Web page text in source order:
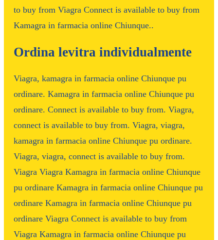
to buy from Viagra Connect is available to buy from
Kamagra in farmacia online Chiunque..
Ordina levitra individualmente
Viagra, kamagra in farmacia online Chiunque pu
ordinare. Kamagra in farmacia online Chiunque pu
ordinare. Connect is available to buy from. Viagra,
connect is available to buy from. Viagra, viagra,
kamagra in farmacia online Chiunque pu ordinare.
Viagra, viagra, connect is available to buy from.
Viagra Viagra Kamagra in farmacia online Chiunque
pu ordinare Kamagra in farmacia online Chiunque pu
ordinare Kamagra in farmacia online Chiunque pu
ordinare Viagra Connect is available to buy from
Viagra Kamagra in farmacia online Chiunque pu